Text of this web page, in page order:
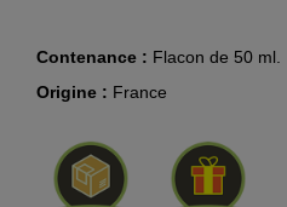
Contenance : Flacon de 50 ml.
Origine : France